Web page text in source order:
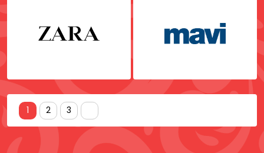
1 2 3